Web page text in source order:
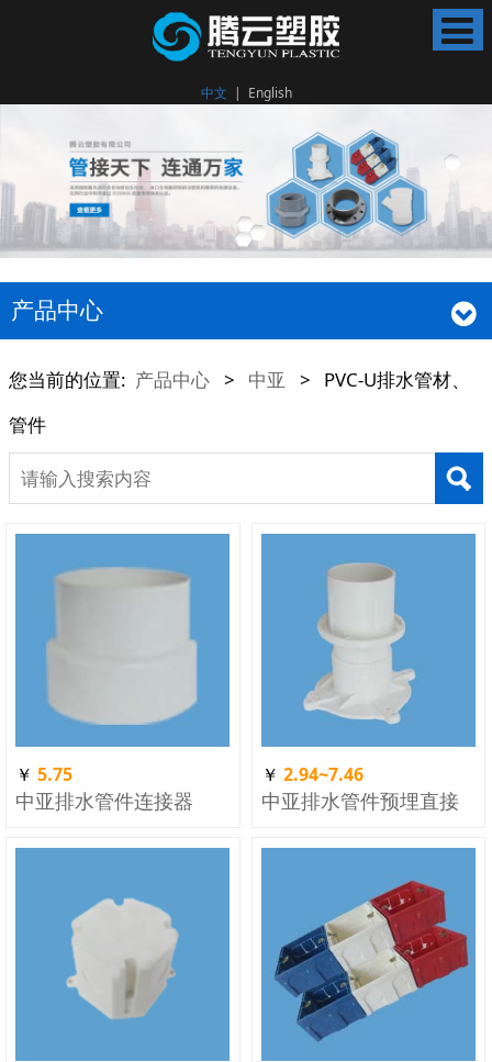
中文 | English
产品中心
您当前的位置: 产品中心 > 中亚 >
PVC-U排水管材、
管件
￥ 5.75
中亚排水管件连接器
￥ 2.94~7.46
中亚排水管件预埋直接